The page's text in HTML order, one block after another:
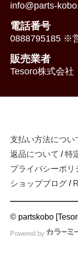
info@parts-
電話番号
0888795185 ※
販売業者
Tesoro株式会社
支払い方法につい
返品について / 特
プライバシーポリ
ショップブログ /
© partskobo
Powered by